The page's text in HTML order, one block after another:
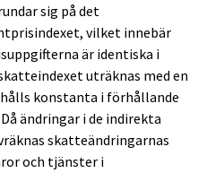
sig på det
vilket innebär
är identiska i
uträknas med en
konstanta i förhållande
ändringar i de indirekta
skatteändringarnas
och tjänster i